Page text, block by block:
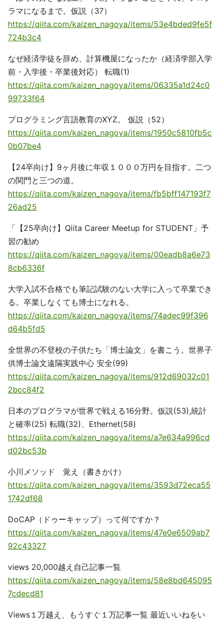
ラマになるまで。仮説（37）
https://qiita.com/kaizen_nagoya/items/53e4bded9fe5f
724b3c4
なぜ経済学徒を辞め、計算機屋になったか（経済学部入学
前・入学後・卒業後対応） 転職(1)
https://qiita.com/kaizen_nagoya/items/06335a1d24c0
99733f64
プログラミング言語教育のXYZ。 仮説（52）
https://qiita.com/kaizen_nagoya/items/1950c5810fb5c
0b07be4
【24卒向け】9ヶ月後に年収１０００万円を目指す。二つ
の関門と三つの道。
https://qiita.com/kaizen_nagoya/items/fb5bff147193f7
26ad25
「【25卒向け】Qiita Career Meetup for STUDENT」予
習の勧め
https://qiita.com/kaizen_nagoya/items/00eadb8a6e73
8cb6336f
大学入試不合格でも筆記試験のない大学に入って卒業でき
る。卒業しなくても博士になれる。
https://qiita.com/kaizen_nagoya/items/74adec99f396
d64b5fd5
全世界の不登校の子供たち「博士論文」を書こう。世界子
供博士論文遠隔実践中心 安全(99)
https://qiita.com/kaizen_nagoya/items/912d69032c01
2bcc84f2
日本のプログラマが世界で戦える16分野。仮説(53),統計
と確率(25) 転職(32)、Ethernet(58)
https://qiita.com/kaizen_nagoya/items/a7e634a996cd
d02bc53b
小川メソッド 覚え（書きかけ）
https://qiita.com/kaizen_nagoya/items/3593d72eca55
1742df68
DoCAP（ドゥーキャップ）って何ですか？
https://qiita.com/kaizen_nagoya/items/47e0e6509ab7
92c43327
views 20,000越え自己記事一覧
https://qiita.com/kaizen_nagoya/items/58e8bd645095
7cdecd81
Views１万越え、もうすぐ１万記事一覧 最近いいねをい